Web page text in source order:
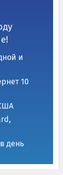
и
10
день